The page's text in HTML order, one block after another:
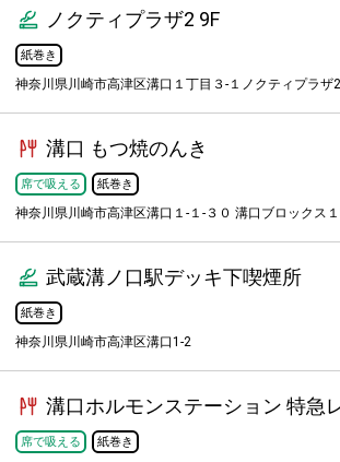
ノクティプラザ2 9F
紙巻き
神奈川県川崎市高津区溝口１丁目３-１ノクティプラザ
溝口 もつ焼のんき
席で吸える 紙巻き
神奈川県川崎市高津区溝口１-１-３０ 溝口ブロックス
武蔵溝ノ口駅デッキ下喫煙所
紙巻き
神奈川県川崎市高津区溝口1-2
溝口ホルモンステーション 特急
席で吸える 紙巻き